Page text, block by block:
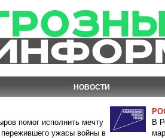
НОВОСТИ
помог исполнить мечту
ужасы войны в
В